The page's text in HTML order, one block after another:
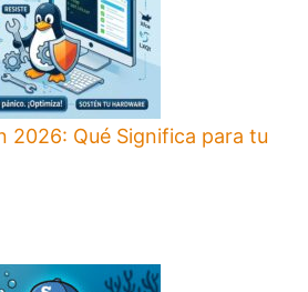
2026: Qué Significa para tu